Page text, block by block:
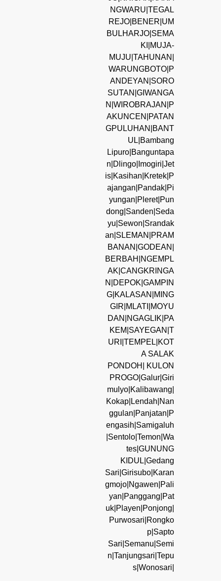
NGWARU|TEGAL
REJO|BENER|UM
BULHARJO|SEMA
KI|MUJA-
MUJU|TAHUNAN|
WARUNGBOTO|P
ANDEYAN|SORO
SUTAN|GIWANGA
N|WIROBRAJAN|P
AKUNCEN|PATAN
GPULUHAN|BANT
UL|Bambang
Lipuro|Banguntapa
n|Dlingo|Imogiri|Jet
is|Kasihan|Kretek|P
ajangan|Pandak|Pi
yungan|Pleret|Pun
dong|Sanden|Seda
yu|Sewon|Srandak
an|SLEMAN|PRAM
BANAN|GODEAN|
BERBAH|NGEMPL
AK|CANGKRINGA
N|DEPOK|GAMPIN
G|KALASAN|MING
GIR|MLATI|MOYU
DAN|NGAGLIK|PA
KEM|SAYEGAN|T
URI|TEMPEL|KOT
A SALAK
PONDOH| KULON
PROGO|Galur|Giri
mulyo|Kalibawang|
Kokap|Lendah|Nan
ggulan|Panjatan|P
engasih|Samigaluh
|Sentolo|Temon|Wa
tes|GUNUNG
KIDUL|Gedang
Sari|Girisubo|Karan
gmojo|Ngawen|Pali
yan|Panggang|Pat
uk|Playen|Ponjong|
Purwosari|Rongko
p|Sapto
Sari|Semanu|Semi
n|Tanjungsari|Tepu
s|Wonosari|